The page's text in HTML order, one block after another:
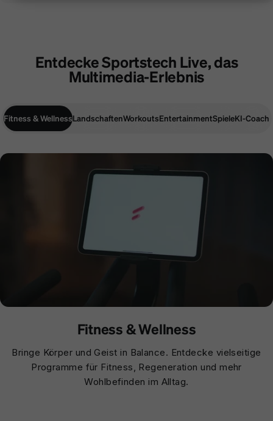
Entdecke Sportstech Live, das
Multimedia-Erlebnis
Fitness & WellnessLandschaftenWorkoutsEntertainmentSpieleKI-Coach
Fitness & Wellness
Fitness & Wellness
Bringe Körper und Geist in Balance. Entdecke vielseitige
Programme für Fitness, Regeneration und mehr
Wohlbefinden im Alltag.